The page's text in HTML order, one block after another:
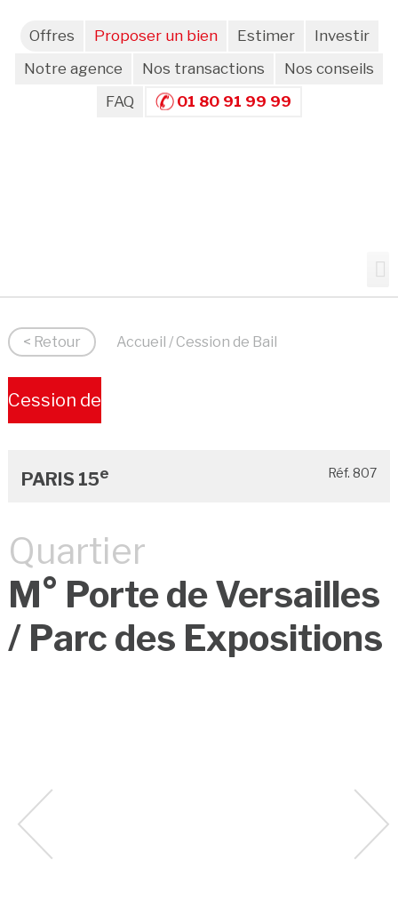
Offres Proposer un bien Estimer
Investir
Notre agence
Nos transactions
Nos conseils
FAQ
01 80 91 99 99
< Retour Accueil / Cession de Bail
Cession de
PARIS 15e Réf. 807
Quartier
M° Porte de Versailles
/ Parc des Expositions